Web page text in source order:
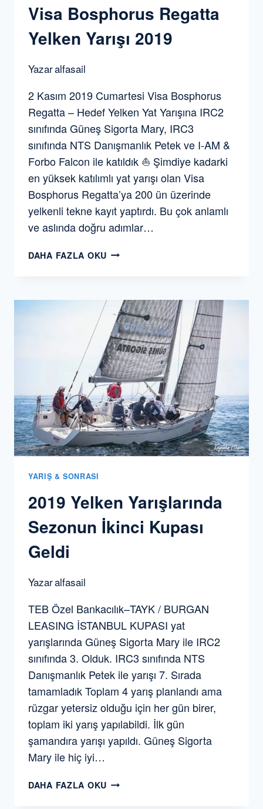
Visa Bosphorus Regatta
Yelken Yarışı 2019
Yazaralfasail
2 Kasım 2019 Cumartesi Visa Bosphorus
Regatta – Hedef Yelken Yat Yarışına IRC2
sınıfında Güneş Sigorta Mary, IRC3
sınıfında NTS Danışmanlık Petek ve I-AM &
Forbo Falcon ile katıldık ⛵️ Şimdiye kadarki
en yüksek katılımlı yat yarışı olan Visa
Bosphorus Regatta’ya 200 ün üzerinde
yelkenli tekne kayıt yaptırdı. Bu çok anlamlı
ve aslında doğru adımlar…
DAHA FAZLA OKU VISA
YARIŞI
2019
YARIŞ & SONRASI
2019 Yelken Yarışlarında
Sezonun İkinci Kupası
Geldi
Yazaralfasail
TEB Özel Bankacılık–TAYK / BURGAN
LEASING İSTANBUL KUPASI yat
yarışlarında Güneş Sigorta Mary ile IRC2
sınıfında 3. Olduk. IRC3 sınıfında NTS
Danışmanlık Petek ile yarışı 7. Sırada
tamamladık Toplam 4 yarış planlandı ama
rüzgar yetersiz olduğu için her gün birer,
toplam iki yarış yapılabildi. İlk gün
şamandıra yarışı yapıldı. Güneş Sigorta
Mary ile hiç iyi…
DAHA FAZLA OKU 2019